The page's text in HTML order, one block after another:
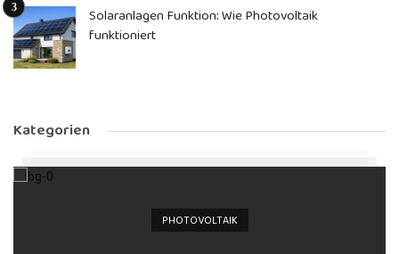
Solaranlagen Funktion: Wie Photovoltaik
funktioniert
Kategorien
PHOTOVOLTAIK